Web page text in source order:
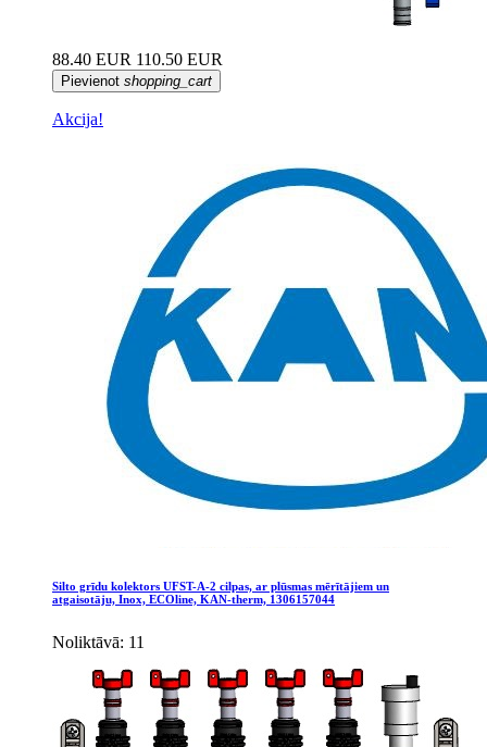
88.40 EUR 110.50 EUR
Pievienot shopping_cart
Akcija!
Silto grīdu kolektors UFST-A-2 cilpas, ar plūsmas mērītājiem un
atgaisotāju, Inox, ECOline, KAN-therm, 1306157044
Noliktāvā: 11